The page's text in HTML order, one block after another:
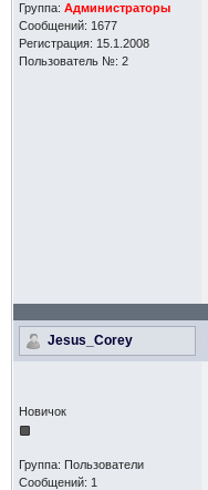
Группа: Администраторы
Сообщений: 1677
Регистрация: 15.1.2008
Пользователь №: 2
Jesus_Corey
Новичок
Группа: Пользователи
Сообщений: 1